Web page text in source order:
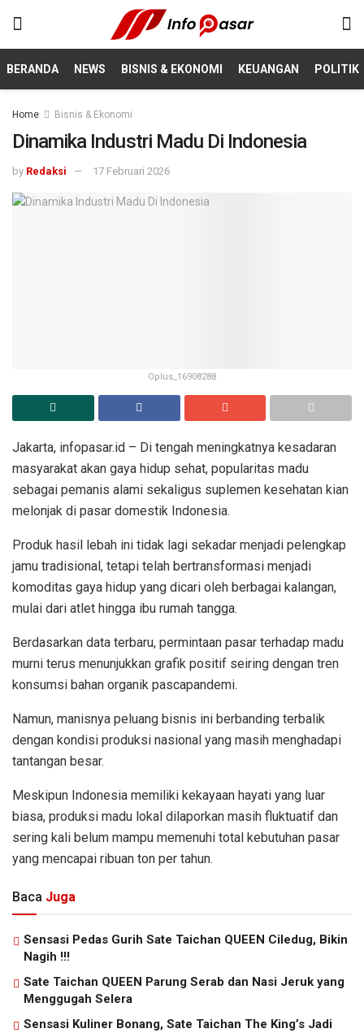
BERANDA NEWS BISNIS & EKONOMI KEUANGAN POLITIK
Home Bisnis & Ekonomi
Dinamika Industri Madu Di Indonesia
by Redaksi 17 Februari 2026
Oplus_16908288
Jakarta, infopasar.id – Di tengah meningkatnya kesadaran
masyarakat akan gaya hidup sehat, popularitas madu
sebagai pemanis alami sekaligus suplemen kesehatan kian
melonjak di pasar domestik Indonesia.
Produk hasil lebah ini tidak lagi sekadar menjadi pelengkap
jamu tradisional, tetapi telah bertransformasi menjadi
komoditas gaya hidup yang dicari oleh berbagai kalangan,
mulai dari atlet hingga ibu rumah tangga.
Berdasarkan data terbaru, permintaan pasar terhadap madu
murni terus menunjukkan grafik positif seiring dengan tren
konsumsi bahan organik pascapandemi.
Namun, manisnya peluang bisnis ini berbanding terbalik
dengan kondisi produksi nasional yang masih menghadapi
tantangan besar.
Meskipun Indonesia memiliki kekayaan hayati yang luar
biasa, produksi madu lokal dilaporkan masih fluktuatif dan
sering kali belum mampu memenuhi total kebutuhan pasar
yang mencapai ribuan ton per tahun.
Baca Juga
Sensasi Pedas Gurih Sate Taichan QUEEN Ciledug, Bikin
Nagih !!!
Sate Taichan QUEEN Parung Serab dan Nasi Jeruk yang
Menggugah Selera
Sensasi Kuliner Bonang, Sate Taichan The King’s Jadi